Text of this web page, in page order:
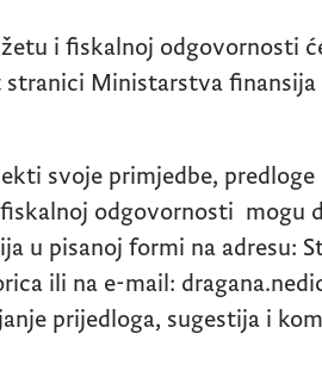
i fiskalnoj odgovornosti
Ministarstva
svoje primjedbe,
odgovornosti mogu
u pisanoj formi na adresu:
ili na e-mail:
prijedloga, sugestija i